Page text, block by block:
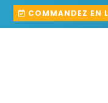
COMMANDEZ EN